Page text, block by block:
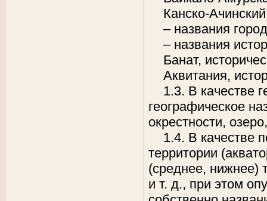
Канско-
– названия
– названия
Банат,
Аквитания,
1.3. В качестве
географическое
окрестности,
1.4. В качестве
территории
(среднее, нижнее)
и т. д., при этом